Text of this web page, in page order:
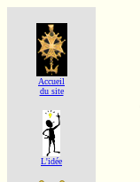
Accueil
du site
L'idée